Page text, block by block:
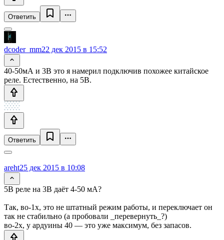
Ответить
dcoder_mm22 дек 2015 в 15:52
40-50мА и 3В это я намерил подключив похожее китайское
реле. Естественно, на 5В.
Ответить
areht25 дек 2015 в 10:08
5В реле на 3В даёт 4-50 мА?
Так, во-1х, это не штатный режим работы, и переключает он
так не стабильно (а пробовали _перевернуть_?)
во-2х, у ардуины 40 — это уже максимум, без запасов.